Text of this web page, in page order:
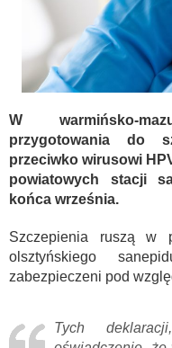
W warmińsko-
przygotowania do
przeciwko wirusowi
powiatowych stacji
końca września.
Szczepienia ruszą w
olsztyńskiego
zabezpieczeni pod
Tych